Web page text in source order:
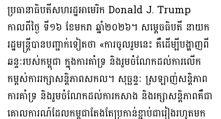
ប្រធានាធិបតីសហរដ្ឋអាមេរិក Donald J. Trump
កាលពីថ្ងៃ ទី១៦ ខែមករា ឆ្នាំ២០២៦។ សម្តេចធិបតី នាយក
រដ្ឋមន្រ្តីបានបញ្ជាក់ទៀតថា «ការចូលរួមនេះ គឺដើម្បីបង្ហាញពី
ឆន្ទៈរបស់កម្ពុជា ក្នុងការគាំទ្រ និងរួមចំណែកដល់ការលើក
កម្ពស់ការរក្សាសន្តិភាពសកល។ សុច្ឆន្ទៈ ស្រឡាញ់សន្តិភាព
ការគាំទ្រ និងរួមចំណែកដល់ការកសាង និងរក្សាសន្តិភាពគឺជា
គោលការណ៍ដែលកម្ពុជាតែងតែប្រកាន់ខ្ជាប់ជារៀងរហូតមក